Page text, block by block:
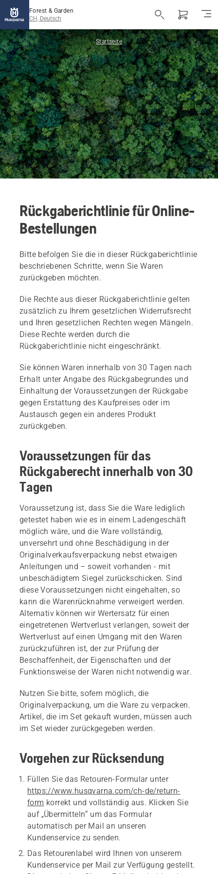
Forest & Garden
CH, Deutsch
Startseite
Rückgaberichtlinie für Online-
Bestellungen
Bitte befolgen Sie die in dieser Rückgaberichtlinie
beschriebenen Schritte, wenn Sie Waren
zurückgeben möchten.
Die Rechte aus dieser Rückgaberichtlinie gelten
zusätzlich zu Ihrem gesetzlichen Widerrufsrecht
und Ihren gesetzlichen Rechten wegen Mängeln.
Diese Rechte werden durch die
Rückgaberichtlinie nicht eingeschränkt.
Sie können Waren innerhalb von 30 Tagen nach
Erhalt unter Angabe des Rückgabegrundes und
Einhaltung der Voraussetzungen der Rückgabe
gegen Erstattung des Kaufpreises oder im
Austausch gegen ein anderes Produkt
zurückgeben.
Voraussetzungen für das
Rückgaberecht innerhalb von 30
Tagen
Voraussetzung ist, dass Sie die Ware lediglich
getestet haben wie es in einem Ladengeschäft
möglich wäre, und die Ware vollständig,
unversehrt und ohne Beschädigung in der
Originalverkaufsverpackung nebst etwaigen
Anleitungen und – soweit vorhanden - mit
unbeschädigtem Siegel zurückschicken. Sind
diese Voraussetzungen nicht eingehalten, so
kann die Warenrücknahme verweigert werden.
Alternativ können wir Wertersatz für einen
eingetretenen Wertverlust verlangen, soweit der
Wertverlust auf einen Umgang mit den Waren
zurückzuführen ist, der zur Prüfung der
Beschaffenheit, der Eigenschaften und der
Funktionsweise der Waren nicht notwendig war.
Nutzen Sie bitte, sofern möglich, die
Originalverpackung, um die Ware zu verpacken.
Artikel, die im Set gekauft wurden, müssen auch
im Set wieder zurückgegeben werden.
Vorgehen zur Rücksendung
Füllen Sie das Retouren-Formular unter
https://www.husqvarna.com/ch-de/return-
form korrekt und vollständig aus. Klicken Sie
auf „Übermitteln“ um das Formular
automatisch per Mail an unseren
Kundenservice zu senden.
Das Retourenlabel wird Ihnen von unserem
Kundenservice per Mail zur Verfügung gestellt.